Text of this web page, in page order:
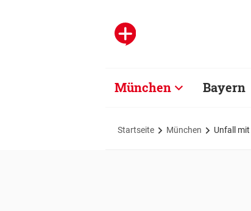
München Bayern
Startseite München Unfall